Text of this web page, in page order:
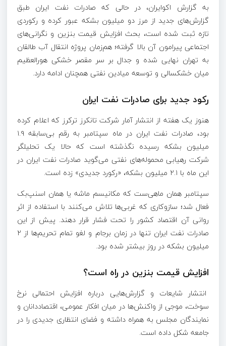
به گزارش اکوایران، در حالی‌ که صادرات نفت ایران طبق
گزارش‌های جدید از مرز دو میلیون بشکه عبور کرده و رکوردی
تازه ثبت شده است، بحث افزایش قیمت بنزین و نگرانی‌های
اجتماعی پیرامون آن بالا گرفته؛ هم‌زمان پروژه انتقال آب طالقان
به تهران نهایی شده و جدال بر سر مقصر خشکی هورالعظیم
میان خشکسالی و توسعه میادین نفتی همچنان ادامه دارد.
رکود جدید برای صادرات نفت ایران
هنوز یک هفته از انتشار آمار شرکت تانکرز ترکرز که اعلام کرده
بود، صادرات نفت ایران در ماه سپتامبر به رقم بی‌سابقه ۱.۹
میلیون بشکه رسیده نگذشته است که حالا یک تحلیلگر
شرکت رهیابی محموله‌های نفتی می‌گوید صادرات نفت ایران در
این ماه با ۲.۱ میلیون بشکه، «رکورد جدیدی» زده است.
سپتامبر همان ماهی‌ست که مکانیسم ماشه یا همان اسنپ‌بک
فعال شد؛ سازوکاری که غربی‌ها تلاش می‌کنند با استفاده از اثر
روانی آن اقتصاد کشور را تحت فشار قرار دهند. پیش از این
صادرات نفت ایران تنها در زمان برجام و لغو تمام تحریم‌ها از ۲
میلیون بشکه در روز بیشتر شده بود.
افزایش قیمت بنزین در راه است؟
انتشار شایعات و گزارش‌هایی درباره افزایش احتمالی نرخ
سوخت، موجی از واکنش‌ها در میان افکار عمومی، اقتصاددانان و
نمایندگان مجلس به همراه داشته و فضای انتظاری جدیدی را در
جامعه شکل داده است.